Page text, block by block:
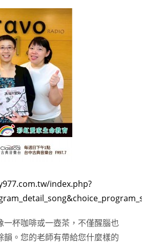
index.php?
一杯咖啡或一壺茶，不僅醒腦也
韻。您的老師有帶給您什麼樣的